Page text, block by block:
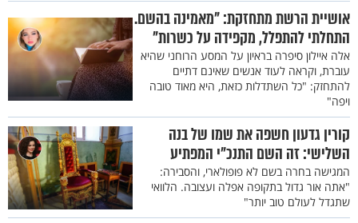
אושיית הרשת מתחזקת: "מאמינה בהשם.
התחלתי להתפלל, מקפידה על כשרות"
אלה איילון סיפרה בראיון על המסע הרוחני שהיא
עוברת, וקראה לעוד אנשים שאינם דתיים
להתחזק: "כל השתדלות כזאת, היא מאוד טובה
ויפה"
קורין גדעון חשפה את שמו של בנה
השלישי: זה השם התנכ"י המפתיע
המגישה בחרה בשם לא פופולארי, והסבירה:
"אתה אור גדול בתקופה אפלה ועצובה. הלוואי
שתגדל לעולם טוב יותר"